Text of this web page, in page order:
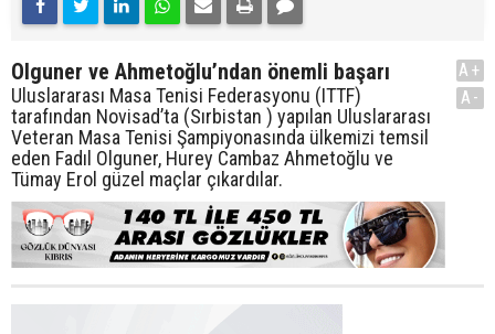
Olguner ve Ahmetoğlu’ndan önemli başarı
Uluslararası Masa Tenisi Federasyonu (ITTF)
tarafından Novisad’ta (Sırbistan ) yapılan Uluslararası
Veteran Masa Tenisi Şampiyonasında ülkemizi temsil
eden Fadıl Olguner, Hurey Cambaz Ahmetoğlu ve
Tümay Erol güzel maçlar çıkardılar.
A+
A-